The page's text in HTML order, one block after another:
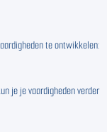
te ontwikkelen:
je je vaardigheden verder